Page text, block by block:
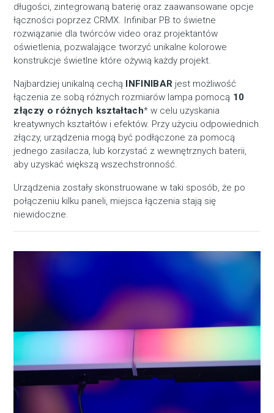
długości, zintegrowaną baterię oraz zaawansowane opcje
łączności poprzez CRMX. Infinibar PB to świetne
rozwiązanie dla twórców video oraz projektantów
oświetlenia, pozwalające tworzyć unikalne kolorowe
konstrukcje świetlne które ożywią każdy projekt.
Najbardziej unikalną cechą INFINIBAR jest możliwość
łączenia ze sobą różnych rozmiarów lampa pomocą 10
złączy o różnych kształtach* w celu uzyskania
kreatywnych kształtów i efektów. Przy użyciu odpowiednich
złączy, urządzenia mogą być podłączone za pomocą
jednego zasilacza, lub korzystać z wewnętrznych baterii,
aby uzyskać większą wszechstronność.
Urządzenia zostały skonstruowane w taki sposób, że po
połączeniu kilku paneli, miejsca łączenia stają się
niewidoczne.